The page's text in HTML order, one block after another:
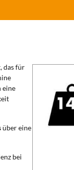
das für
eine
über eine
bei